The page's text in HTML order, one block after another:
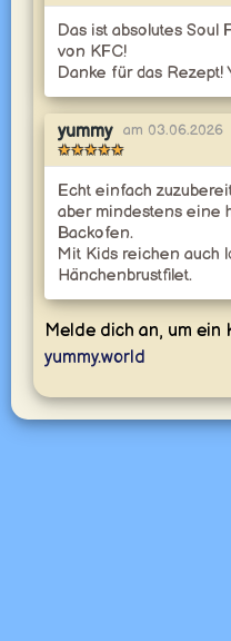
Das ist absolutes Soul
von KFC!
Danke für das Rezept!
yummy
am 03.06.2026
★★★★★
Echt einfach
aber mindestens eine
Backofen.
Mit Kids reichen auch
Hänchenbrustfilet.
Melde dich an, um ein
yummy.world